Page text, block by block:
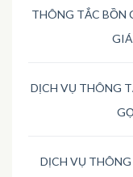
THÔNG TẮC BỒN
DỊCH VỤ THÔNG
DỊCH VỤ